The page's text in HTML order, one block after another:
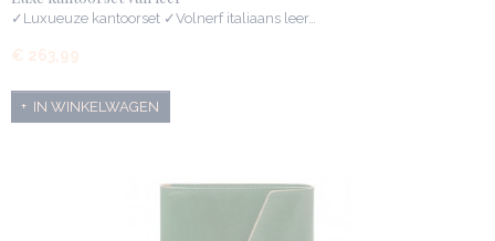
✓Luxueuze kantoorset ✓Volnerf italiaans leer…
€ 263,99
IN WINKELWAGEN